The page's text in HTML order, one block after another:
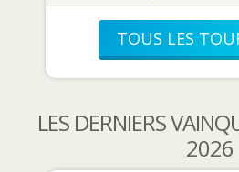
TOUS LES
LES DERNIERS
2026